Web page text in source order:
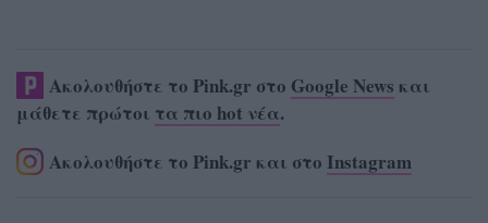
Ακολουθήστε το Pink.gr στο Google News και
μάθετε πρώτοι τα πιο hot νέα.
Ακολουθήστε το Pink.gr και στο Instagram